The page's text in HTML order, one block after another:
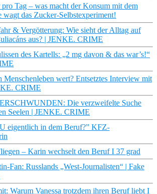
Tag – was macht der Konsum mit dem
wagt das Zucker-Selbstexperiment!
& Vergötterung: Wie sieht der Alltag auf
aus? | JENKE. CRIME
des Kartells: „2 mg davon & das war’s!“
Menschenleben wert? Entsetztes Interview mit
CRIME
Die verzweifelte Suche
Seelen | JENKE. CRIME
eigentlich in dem Beruf?” KFZ-
– Karin wechselt den Beruf I 37 grad
Fan: Russlands „West-Journalisten“ | Fake
Warum Vanessa trotzdem ihren Beruf liebt I